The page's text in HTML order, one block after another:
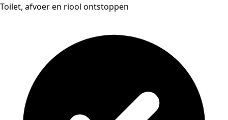
Toilet, afvoer en riool ontstoppen